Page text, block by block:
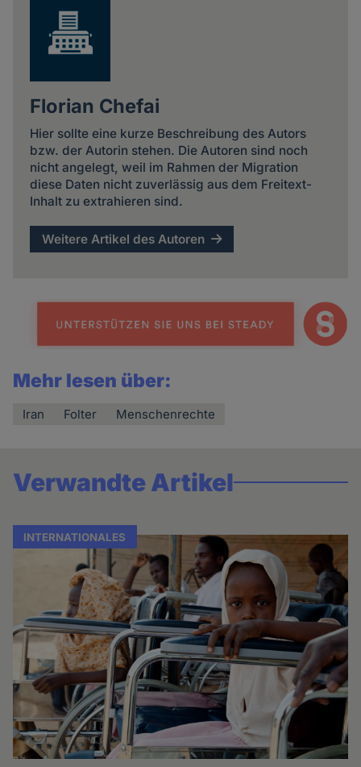
Florian Chefai
Hier sollte eine kurze Beschreibung des Autors
bzw. der Autorin stehen. Die Autoren sind noch
nicht angelegt, weil im Rahmen der Migration
diese Daten nicht zuverlässig aus dem Freitext-
Inhalt zu extrahieren sind.
Weitere Artikel des Autoren
Mehr lesen über:
Iran Folter Menschenrechte
Verwandte Artikel
INTERNATIONALES